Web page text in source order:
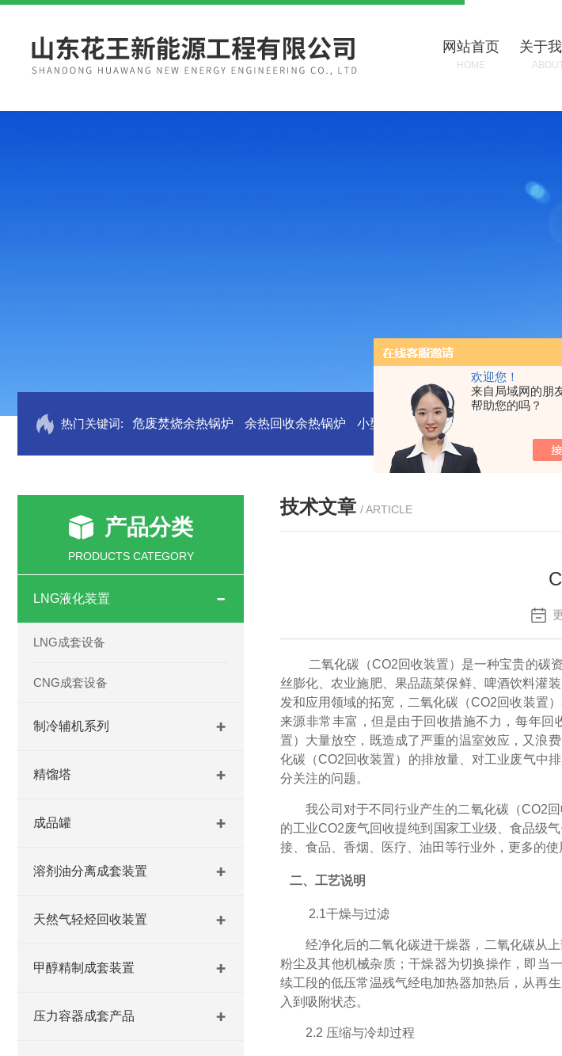
欢迎您！
来自局域网的朋
帮助您的吗？
网站首页
HOME
关于
热门关键词: 危废焚烧余热锅炉 余热回收余热锅炉 小型沼气全液化装置
产品分类
PRODUCTS CATEGORY
LNG液化装置
LNG成套设备
CNG成套设备
制冷辅机系列
精馏塔
成品罐
溶剂油分离成套装置
天然气轻烃回收装置
甲醇精制成套装置
压力容器成套产品
技术文章 / ARTICLE
二氧化碳（CO2回收装置）是一种宝贵的碳
丝膨化、农业施肥、果品蔬菜保鲜、啤酒饮料灌
发和应用领域的拓宽，二氧化碳（CO2回收装置
来源非常丰富，但是由于回收措施不力，每年
置）大量放空，既造成了严重的温室效应，又浪
化碳（CO2回收装置）的排放量、对工业废气中
分关注的问题。
我公司对于不同行业产生的二氧化碳（CO2
的工业CO2废气回收提纯到国家工业级、食品级
接、食品、香烟、医疗、油田等行业外，更多的
二、工艺说明
2.1干燥与过滤
经净化后的二氧化碳进干燥器，二氧化碳从
粉尘及其他机械杂质；干燥器为切换操作，即当
续工段的低压常温残气经电加热器加热后，从再
入到吸附状态。
2.2 压缩与冷却过程